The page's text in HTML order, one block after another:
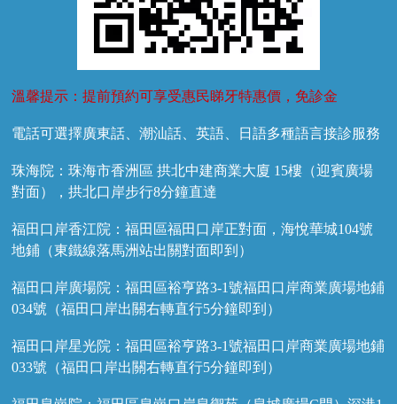
溫馨提示：提前預約可享受惠民睇牙特惠價，免診金
電話可選擇廣東話、潮汕話、英語、日語多種語言接診服務
珠海院：珠海市香洲區 拱北中建商業大廈 15樓（迎賓廣場
對面），拱北口岸步行8分鐘直達
福田口岸香江院：福田區福田口岸正對面，海悅華城104號
地鋪（東鐵線落馬洲站出關對面即到）
福田口岸廣場院：福田區裕亨路3-1號福田口岸商業廣場地鋪
034號（福田口岸出關右轉直行5分鐘即到）
福田口岸星光院：福田區裕亨路3-1號福田口岸商業廣場地鋪
033號（福田口岸出關右轉直行5分鐘即到）